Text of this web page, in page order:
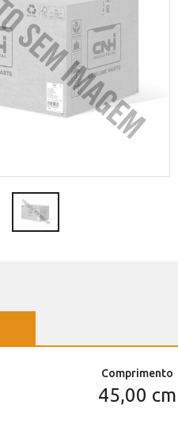
Comprimento
45,00 cm